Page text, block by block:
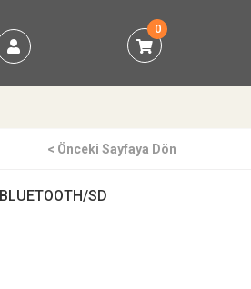
0
< Önceki Sayfaya Dön
SD